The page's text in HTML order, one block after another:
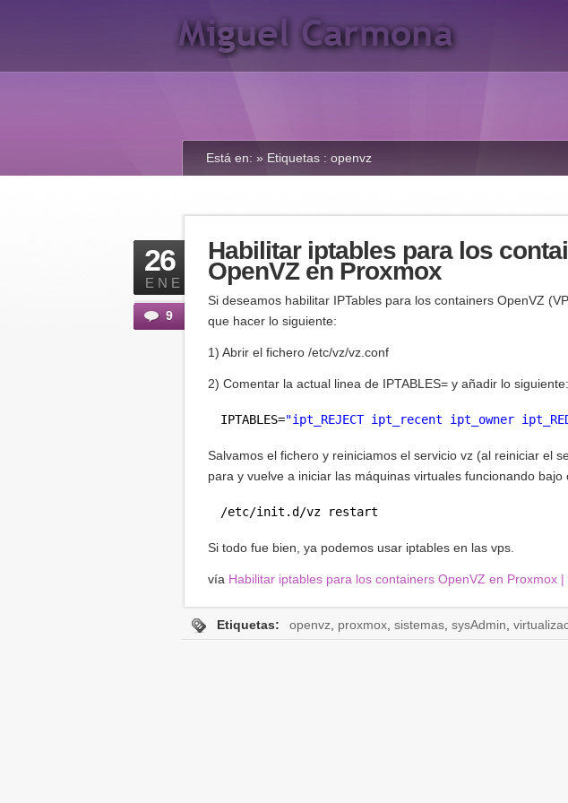
Está en: » Etiquetas : openvz
26
ENE
9
Habilitar iptables para los
OpenVZ en Proxmox
Si deseamos habilitar IPTables para los containers OpenVZ
que hacer lo siguiente:
1) Abrir el fichero /etc/vz/vz.conf
2) Comentar la actual linea de IPTABLES= y añadir lo siguiente:
IPTABLES="ipt_REJECT ipt_recent ipt_owner
Salvamos el fichero y reiniciamos el servicio vz (al reiniciar el
para y vuelve a iniciar las máquinas virtuales funcionando bajo
/etc/init .d /vz restart
Si todo fue bien, ya podemos usar iptables en las vps.
vía Habilitar iptables para los containers OpenVZ en Proxmox
Etiquetas: openvz proxmox sistemas sysAdmin